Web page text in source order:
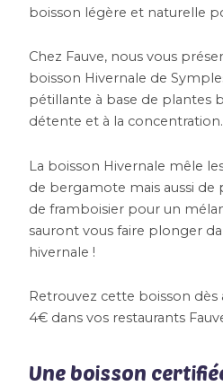
boisson légère et naturelle
Chez Fauve, nous vous
boisson Hivernale de
pétillante à base de plantes
détente et à la concentration.
La boisson Hivernale mêle
de bergamote mais aussi
de framboisier pour un
sauront vous faire plonger
hivernale !
Retrouvez cette boisson dès
4€ dans vos restaurants
Une boisson